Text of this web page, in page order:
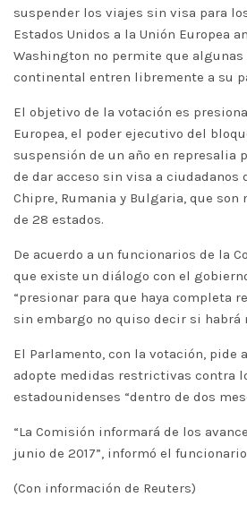
suspender los viajes sin visa para
Estados Unidos a la Unión Europea
Washington no permite que algunas
continental entren libremente a su
El objetivo de la votación es
Europea, el poder ejecutivo del
suspensión de un año en represalia
de dar acceso sin visa a ciudadanos
Chipre, Rumania y Bulgaria, que
de 28 estados.
De acuerdo a un funcionarios de la
que existe un diálogo con el
“presionar para que haya completa
sin embargo no quiso decir si habrá
El Parlamento, con la votación, pide
adopte medidas restrictivas contra
estadounidenses “dentro de dos
“La Comisión informará de los
junio de 2017”, informó el
(Con información de Reuters)